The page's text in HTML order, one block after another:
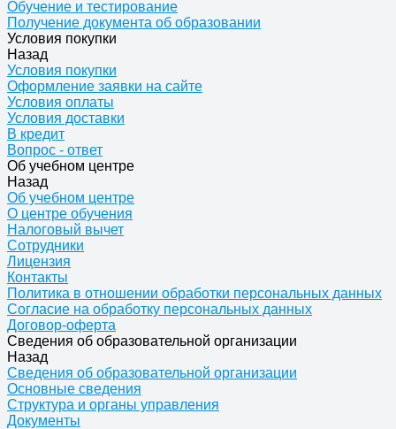
Обучение и тестирование
Получение документа об образовании
Условия покупки
Назад
Условия покупки
Оформление заявки на сайте
Условия оплаты
Условия доставки
В кредит
Вопрос - ответ
Об учебном центре
Назад
Об учебном центре
О центре обучения
Налоговый вычет
Сотрудники
Лицензия
Контакты
Политика в отношении обработки персональных данных
Согласие на обработку персональных данных
Договор-оферта
Сведения об образовательной организации
Назад
Сведения об образовательной организации
Основные сведения
Структура и органы управления
Документы